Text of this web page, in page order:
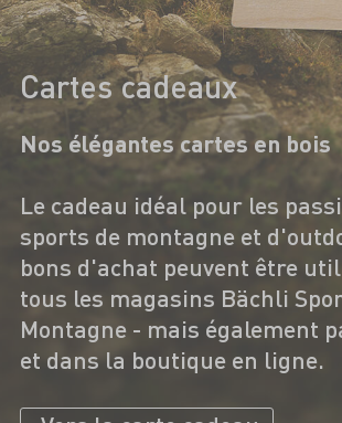
Cartes cadeaux
Nos élégantes cartes en bois
Le cadeau idéal pour les
sports de montagne et
bons d'achat peuvent être
tous les magasins Bächli
Montagne - mais également
et dans la boutique en ligne.